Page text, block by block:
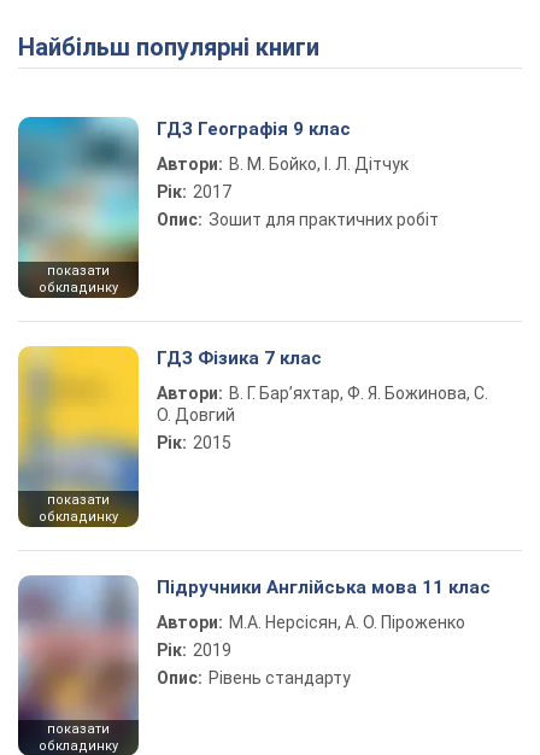
Найбільш популярні книги
показати
обкладинку
ГДЗ Географія 9 клас
Автори: В. М. Бойко, І. Л. Дітчук
Рік: 2017
Опис: Зошит для практичних робіт
показати
обкладинку
ГДЗ Фізика 7 клас
Автори: В. Г. Бар’яхтар, Ф. Я. Божинова, С.
О. Довгий
Рік: 2015
показати
обкладинку
Підручники Англійська мова 11 клас
Автори: М.А. Нерсісян, А. О. Піроженко
Рік: 2019
Опис: Рівень стандарту